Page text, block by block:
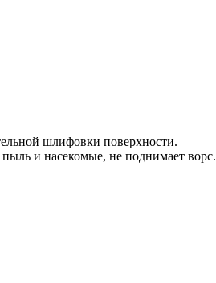
шлифовки поверхности.
и насекомые, не поднимает ворс.